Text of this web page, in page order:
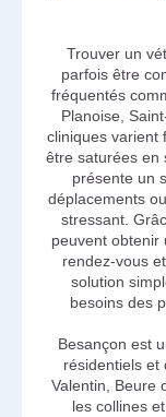
Trouver un
parfois être
fréquentés
Planoise,
cliniques varient
être saturées en
présente un
déplacements
stressant.
peuvent obtenir
rendez-vous
solution
besoins des
Besançon est
résidentiels et
Valentin, Beure
les collines